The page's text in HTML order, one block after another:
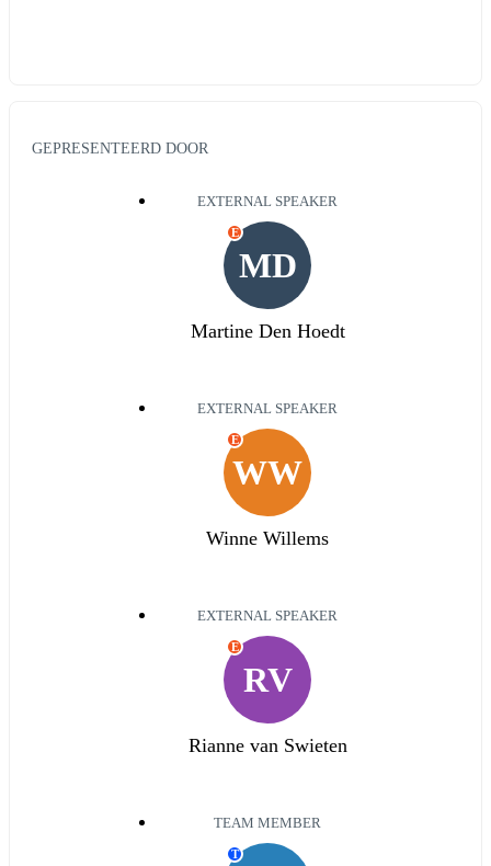
GEPRESENTEERD DOOR
EXTERNAL SPEAKER
MD
E
Martine Den Hoedt
EXTERNAL SPEAKER
WW
E
Winne Willems
EXTERNAL SPEAKER
RV
E
Rianne van Swieten
TEAM MEMBER
T